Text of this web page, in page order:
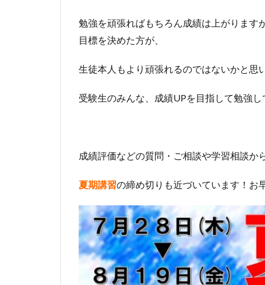
勉強を頑張ればもちろん成績は上がります
目標を決めた方が、
生徒本人もより頑張れるのではないかと思
受験生のみんな、成績UPを目指して勉強
成績評価などの質問・ご相談や学習相談
夏期講習の締め切りも近づいています！お